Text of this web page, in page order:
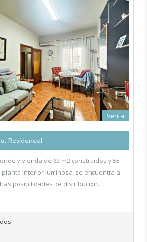
Venta
Residencial
vivienda de 63 m2 construidos y 55
interior luminosa, se encuentra a
posibilidades de distribución.…